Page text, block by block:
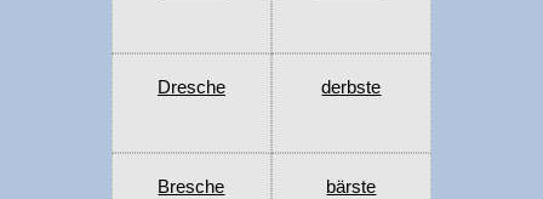
Dresche derbste
Bresche bärste